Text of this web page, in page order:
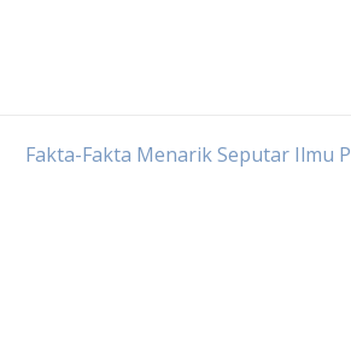
Fakta-Fakta Menarik Seputar Ilmu